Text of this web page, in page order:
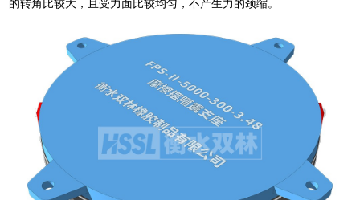
的转角比较大，且受力面比较均匀，不产生力的颈缩。